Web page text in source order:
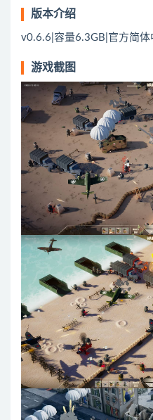
版本介绍
v0.6.6|容量6.3GB|官方简
游戏截图